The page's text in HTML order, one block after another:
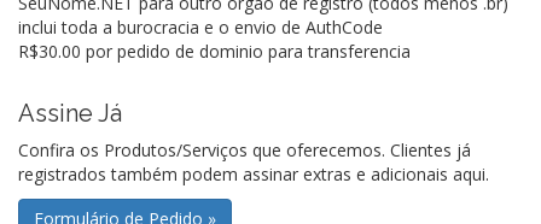
inclui toda a burocracia e o envio de AuthCode
R$30.00 por pedido de dominio para transferencia
Assine Já
Confira os Produtos/Serviços que oferecemos. Clientes já
registrados também podem assinar extras e adicionais aqui.